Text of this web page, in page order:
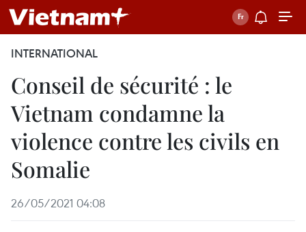
INTERNATIONAL
Conseil de sécurité : le
Vietnam condamne la
violence contre les civils en
Somalie
26/05/2021 04:08